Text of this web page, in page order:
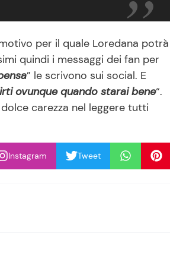
per il quale Loredana potrà
quindi i messaggi dei fan per
” le scrivono sui social. E
ovunque quando starai bene“.
carezza nel leggere tutti
Instagram Tweet